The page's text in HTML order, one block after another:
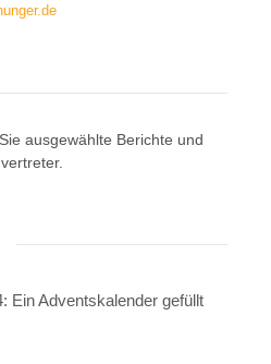
ausgewählte Berichte und
Ein Adventskalender gefüllt